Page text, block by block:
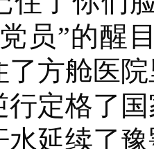
员”的醒
了方舱医
行定格了
水延续了